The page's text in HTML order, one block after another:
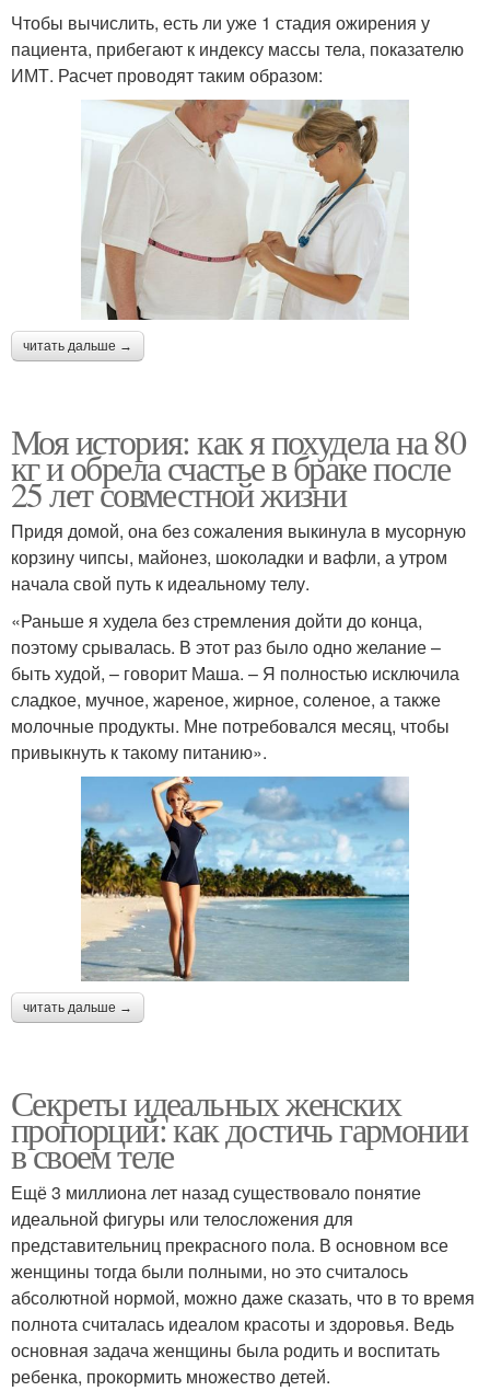
Чтобы вычислить, есть ли уже 1 стадия ожирения у
пациента, прибегают к индексу массы тела, показателю
ИМТ. Расчет проводят таким образом:
читать дальше →
Моя история: как я похудела на 80
кг и обрела счастье в браке после
25 лет совместной жизни
Придя домой, она без сожаления выкинула в мусорную
корзину чипсы, майонез, шоколадки и вафли, а утром
начала свой путь к идеальному телу.
«Раньше я худела без стремления дойти до конца,
поэтому срывалась. В этот раз было одно желание –
быть худой, – говорит Маша. – Я полностью исключила
сладкое, мучное, жареное, жирное, соленое, а также
молочные продукты. Мне потребовался месяц, чтобы
привыкнуть к такому питанию».
читать дальше →
Секреты идеальных женских
пропорций: как достичь гармонии
в своем теле
Ещё 3 миллиона лет назад существовало понятие
идеальной фигуры или телосложения для
представительниц прекрасного пола. В основном все
женщины тогда были полными, но это считалось
абсолютной нормой, можно даже сказать, что в то время
полнота считалась идеалом красоты и здоровья. Ведь
основная задача женщины была родить и воспитать
ребенка, прокормить множество детей.